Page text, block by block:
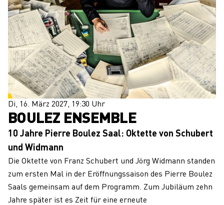
Di, 16. März 2027, 19:30 Uhr
BOULEZ ENSEMBLE
10 Jahre Pierre Boulez Saal: Oktette von Schubert
und Widmann
Die Oktette von Franz Schubert und Jörg Widmann standen
zum ersten Mal in der Eröffnungssaison des Pierre Boulez
Saals gemeinsam auf dem Programm. Zum Jubiläum zehn
Jahre später ist es Zeit für eine erneute